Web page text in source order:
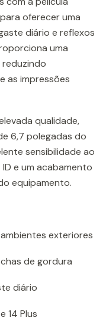
oferecer uma
diário e reflexos
uma
reduzindo
as impressões
qualidade,
6,7 polegadas do
sensibilidade ao
e um acabamento
equipamento.
exteriores
de gordura
diário
14 Plus